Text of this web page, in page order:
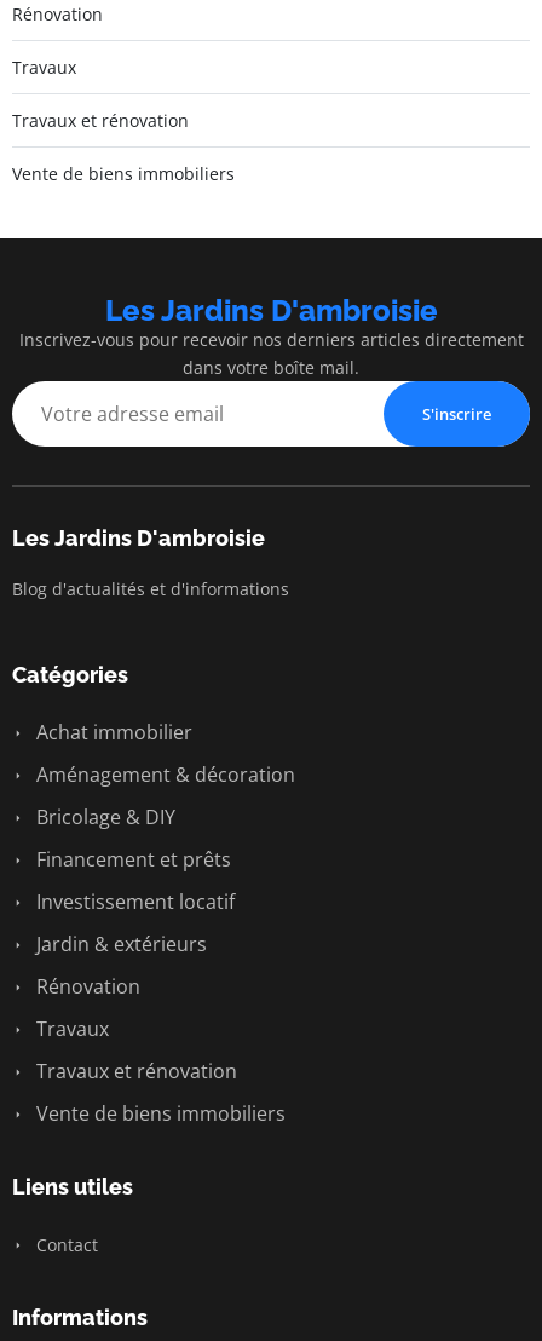
Rénovation
Travaux
Travaux et rénovation
Vente de biens immobiliers
Les Jardins D'ambroisie
Inscrivez-vous pour recevoir nos derniers articles directement
dans votre boîte mail.
S'inscrire
Les Jardins D'ambroisie
Blog d'actualités et d'informations
Catégories
Achat immobilier
Aménagement & décoration
Bricolage & DIY
Financement et prêts
Investissement locatif
Jardin & extérieurs
Rénovation
Travaux
Travaux et rénovation
Vente de biens immobiliers
Liens utiles
Contact
Informations